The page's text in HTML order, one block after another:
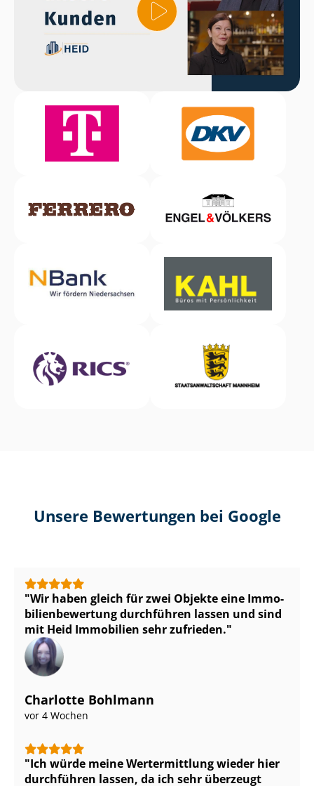
Unsere Bewertungen bei Google
Wir haben gleich für zwei Objekte eine Im­mo­
bi­li­en­be­wer­tung durchführen lassen und sind
mit Heid Immobilien sehr zufrieden.
Charlotte Bohlmann
vor 4 Wochen
Ich würde meine Wertermittlung wieder hier
durchführen lassen, da ich sehr überzeugt